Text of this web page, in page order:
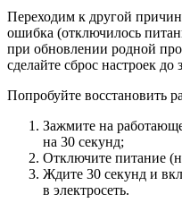
Переходим к другой
ошибка (отключилось
при обновлении родной
сделайте сброс настроек
Попробуйте восстановить
Зажмите на
на 30 секунд;
Отключите питание
Ждите 30 секунд и
в электросеть.